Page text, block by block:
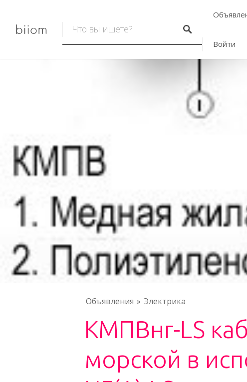
biiom
Войти
Объявления Электрика
КМПВнг-LS
морской в